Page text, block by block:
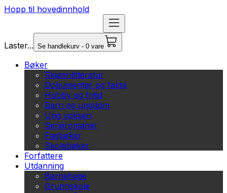
Hopp til hovedinnhold
Laster... Se handlekurv - 0 vare
Bøker
Skjønnlitteratur
Dokumentar og fakta
Hobby og fritid
Barn og ungdom
Ung voksen
Serieromaner
Fagbøker
Skolebøker
Forfattere
Utdanning
Barnehage
Grunnskole